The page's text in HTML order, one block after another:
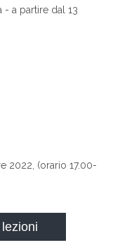
- a partire dal 13
2022, (orario 17.00-